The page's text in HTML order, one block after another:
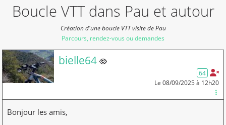
Boucle VTT dans Pau et autour
Création d'une boucle VTT visite de Pau
Parcours, rendez-vous ou demandes
bielle64 Membre non connecté
64
Le 08/09/2025 à 12h20
Bonjour les amis,